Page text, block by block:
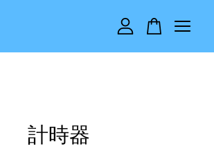
計時器
物車目前還是空的。